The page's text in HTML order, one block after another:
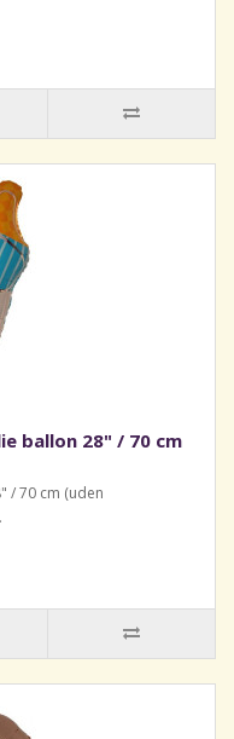
ballon 28" / 70 cm
/ 70 cm (uden